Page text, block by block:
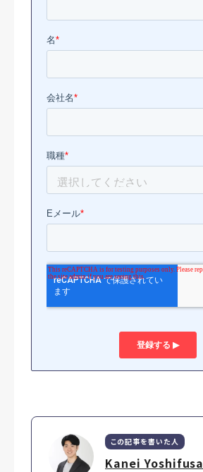
この記事を書いた人
Kanei Yoshifusa